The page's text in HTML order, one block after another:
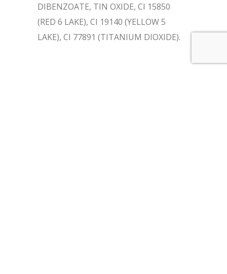
DIBENZOATE, TIN OXIDE, CI 15850
(RED 6 LAKE), CI 19140 (YELLOW 5
LAKE), CI 77891 (TITANIUM DIOXIDE).